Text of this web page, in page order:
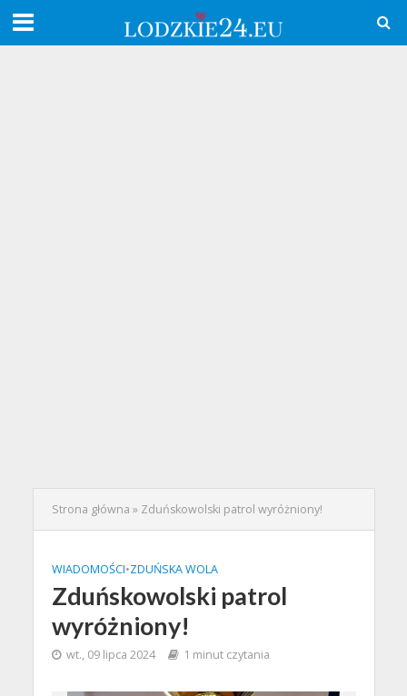
Strona główna » Zduńskowolski patrol wyróżniony!
WIADOMOŚCI•ZDUŃSKA WOLA
Zduńskowolski patrol
wyróżniony!
wt., 09 lipca 2024 1 minut czytania